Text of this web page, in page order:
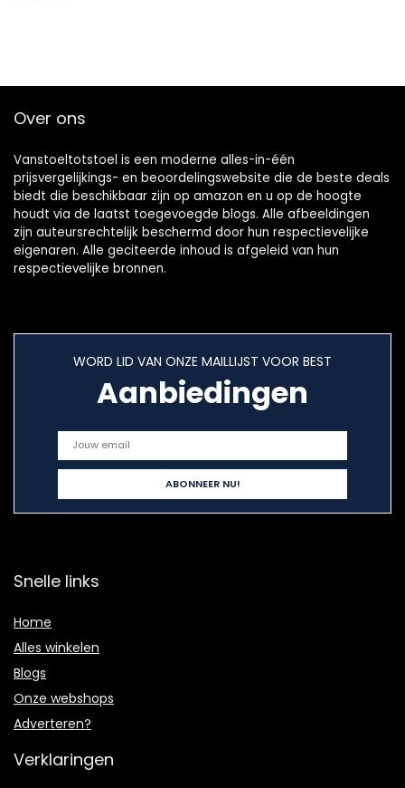
Over ons
Vanstoeltotstoel is een moderne alles-in-één
prijsvergelijkings- en beoordelingswebsite die de beste deals
biedt die beschikbaar zijn op amazon en u op de hoogte
houdt via de laatst toegevoegde blogs. Alle afbeeldingen
zijn auteursrechtelijk beschermd door hun respectievelijke
eigenaren. Alle geciteerde inhoud is afgeleid van hun
respectievelijke bronnen.
WORD LID VAN ONZE MAILLIJST VOOR BEST
Aanbiedingen
Snelle links
Home
Alles winkelen
Blogs
Onze webshops
Adverteren?
Verklaringen